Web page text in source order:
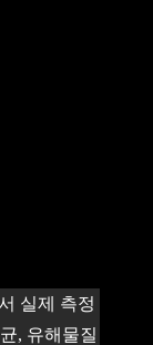
실제 측정
, 유해물질